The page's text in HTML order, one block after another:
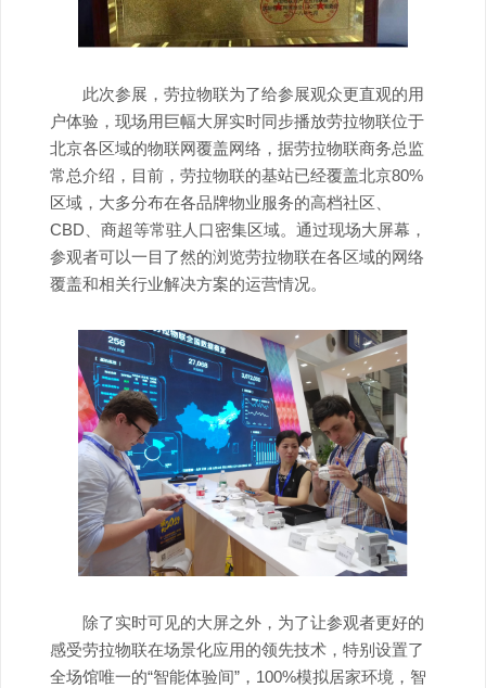
此次参展，劳拉物联为了给参展观众更直观的用
户体验，现场用巨幅大屏实时同步播放劳拉物联位于
北京各区域的物联网覆盖网络，据劳拉物联商务总监
常总介绍，目前，劳拉物联的基站已经覆盖北京80%
区域，大多分布在各品牌物业服务的高档社区、
CBD、商超等常驻人口密集区域。通过现场大屏幕，
参观者可以一目了然的浏览劳拉物联在各区域的网络
覆盖和相关行业解决方案的运营情况。
除了实时可见的大屏之外，为了让参观者更好的
感受劳拉物联在场景化应用的领先技术，特别设置了
全场馆唯一的“智能体验间”，100%模拟居家环境，智